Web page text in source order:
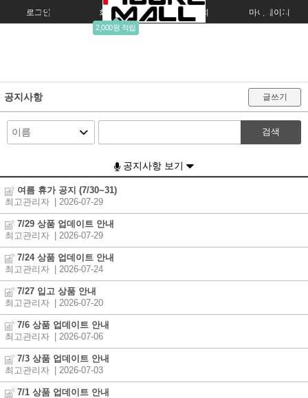
로그인 회원가입
2,000원 적립
주문조회 마이페이지
공지사항 글쓰기
검색
공지사항 보기
여름 휴가 공지 (7/30~31)
최고관리자
| 2026-07-29
7/29 상품 업데이트 안내
최고관리자
| 2026-07-29
7/24 상품 업데이트 안내
최고관리자
| 2026-07-24
7/27 입고 상품 안내
최고관리자
| 2026-07-20
7/6 상품 업데이트 안내
최고관리자
| 2026-07-06
7/3 상품 업데이트 안내
최고관리자
| 2026-07-03
7/1 상품 업데이트 안내